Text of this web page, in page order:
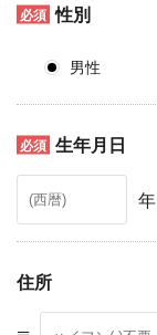
性別
男性
生年月日
年
住所